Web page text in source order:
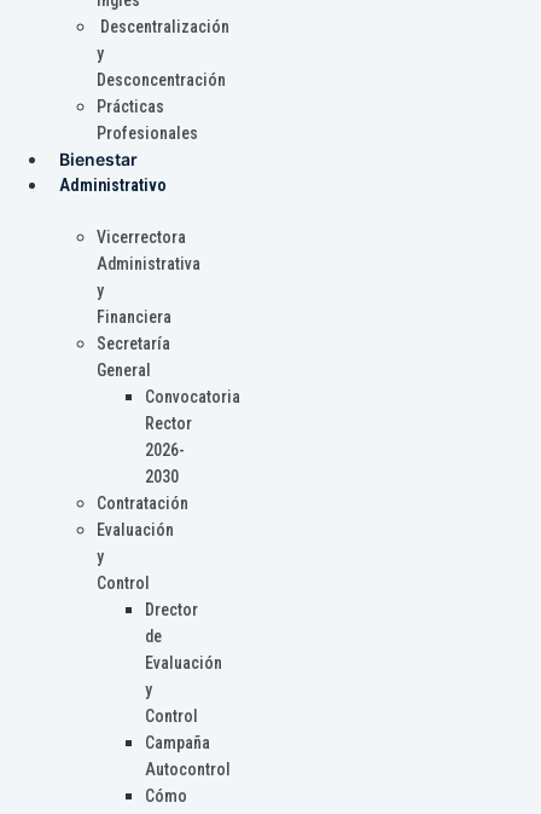
Descentralización
y
Desconcentración
Prácticas
Profesionales
Bienestar
Administrativo
Vicerrectora
Administrativa
y
Financiera
Secretaría
General
Convocatoria
Rector
2026-
2030
Contratación
Evaluación
y
Control
Drector
de
Evaluación
y
Control
Campaña
Autocontrol
Cómo